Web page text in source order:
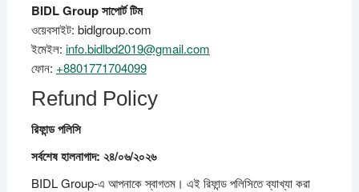
BIDL Groupসাপোর্টটিম
ওয়েবসাইট: bidlgroup.com
ইমেইল: info.bidlbd2019@gmail.com
ফোন: +8801771704099
Refund Policy
রিফান্ডপলিসি
সর্বশেষহালনাগাদ: ২৪/০৬/২০২৬
BIDL Group-এ আপনাকে স্বাগতম। এই রিফান্ড পলিসিতে ব্যাখ্যা করা